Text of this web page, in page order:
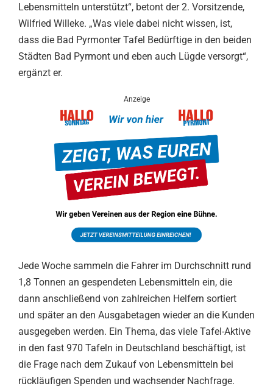
Lebensmitteln unterstützt“, betont der 2. Vorsitzende,
Wilfried Willeke. „Was viele dabei nicht wissen, ist,
dass die Bad Pyrmonter Tafel Bedürftige in den beiden
Städten Bad Pyrmont und eben auch Lügde versorgt“,
ergänzt er.
Anzeige
Jede Woche sammeln die Fahrer im Durchschnitt rund
1,8 Tonnen an gespendeten Lebensmitteln ein, die
dann anschließend von zahlreichen Helfern sortiert
und später an den Ausgabetagen wieder an die Kunden
ausgegeben werden. Ein Thema, das viele Tafel-Aktive
in den fast 970 Tafeln in Deutschland beschäftigt, ist
die Frage nach dem Zukauf von Lebensmitteln bei
rückläufigen Spenden und wachsender Nachfrage.